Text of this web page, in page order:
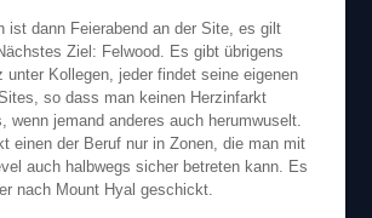
ist dann Feierabend an der Site, es gilt
Ziel: Felwood. Es gibt übrigens
unter Kollegen, jeder findet seine eigenen
so dass man keinen Herzinfarkt
wenn jemand anderes auch herumwuselt.
einen der Beruf nur in Zonen, die man mit
auch halbwegs sicher betreten kann. Es
nach Mount Hyal geschickt.